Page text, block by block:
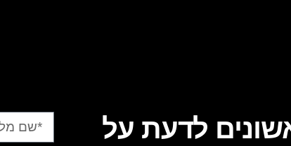
לדעת על